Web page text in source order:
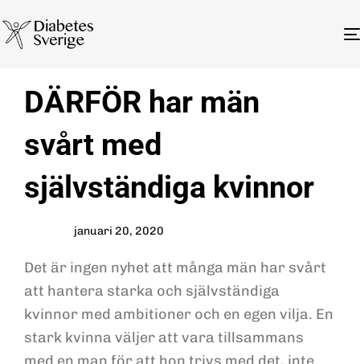
IN:
DÄRFÖR har män
svårt med
självständiga kvinnor
on:
januari 20, 2020
Det är ingen nyhet att många män har svårt
att hantera starka och självständiga
kvinnor med ambitioner och en egen vilja. En
stark kvinna väljer att vara tillsammans